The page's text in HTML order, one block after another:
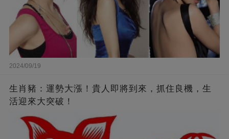
2024/09/19
生肖豬：運勢大漲！貴人即將到來，抓住良機，生
活迎來大突破！